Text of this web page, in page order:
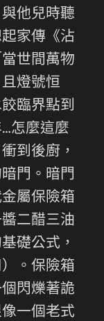
他兒時聽
家傳《沾
世間萬物
燈號恒
臨界點到
怎麼這麼
到後廚，
門。暗門
屬保險箱
二醋三油
礎公式，
。保險箱
閃爍著詭
一個老式